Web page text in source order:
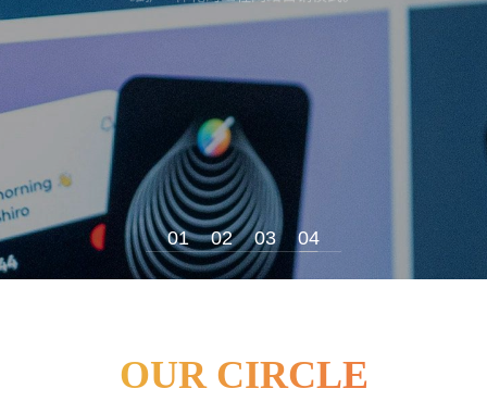
01 02 03 04
OUR CIRCLE
创意品牌型网站 · 标准企业官网建设 · 外贸网